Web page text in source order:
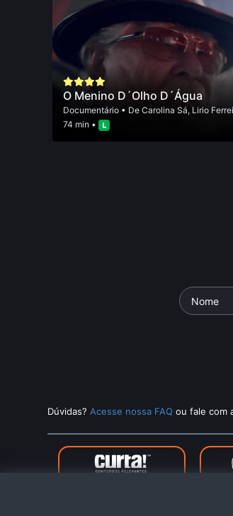
O Menino D´Olho D´Água
Documentário • DeCarolina Sá, Lirio
74 min •
Dúvidas? Acesse nossa FAQ ou fale com